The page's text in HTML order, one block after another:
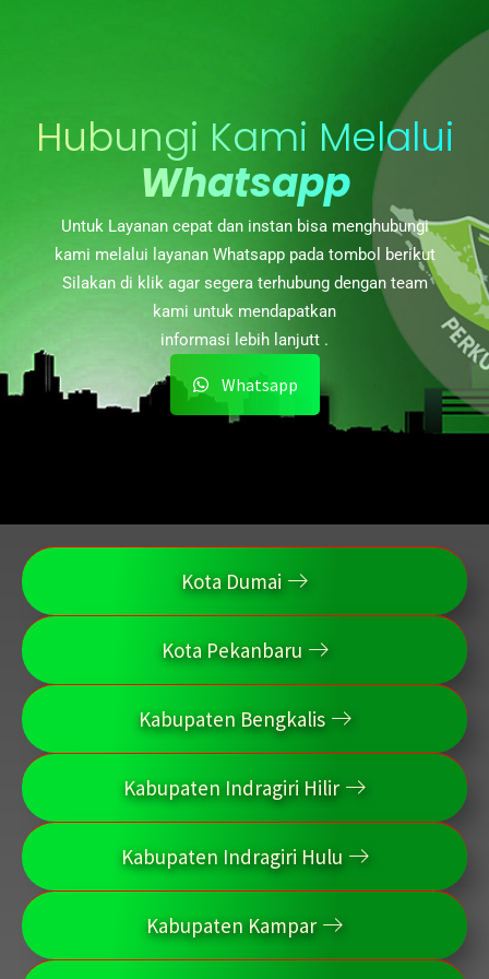
Hubungi Kami Melalui
Whatsapp
Untuk Layanan cepat dan instan bisa menghubungi
kami melalui layanan Whatsapp pada tombol berikut
Silakan di klik agar segera terhubung dengan team
kami untuk mendapatkan
informasi lebih lanjutt .
Whatsapp
Kota Dumai
Kota Pekanbaru
Kabupaten Bengkalis
Kabupaten Indragiri Hilir
Kabupaten Indragiri Hulu
Kabupaten Kampar